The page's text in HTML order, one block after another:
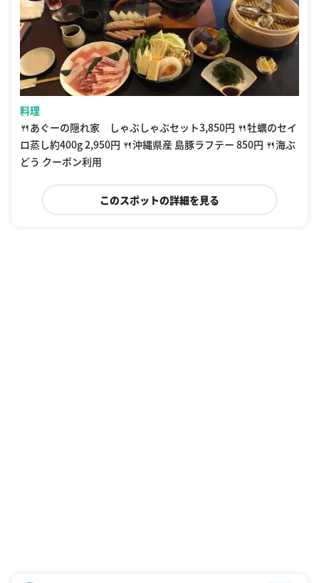
料理
🍴あぐーの隠れ家 しゃぶしゃぶセット3,850円 🍴牡蠣のセイ
ロ蒸し約400g 2,950円 🍴沖縄県産 島豚ラフテー 850円 🍴海ぶ
どう クーポン利用
このスポットの詳細を見る